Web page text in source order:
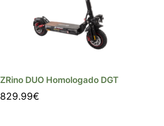
ZRino DUO Homologado DGT
829.99€